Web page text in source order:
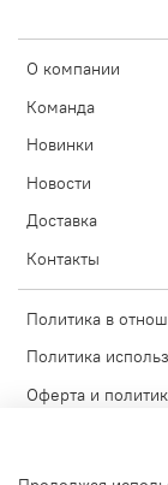
О компании
Команда
Новинки
Новости
Доставка
Контакты
Политика в
Политика
Оферта и